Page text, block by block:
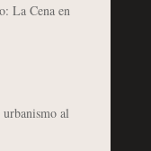
La Cena en
al